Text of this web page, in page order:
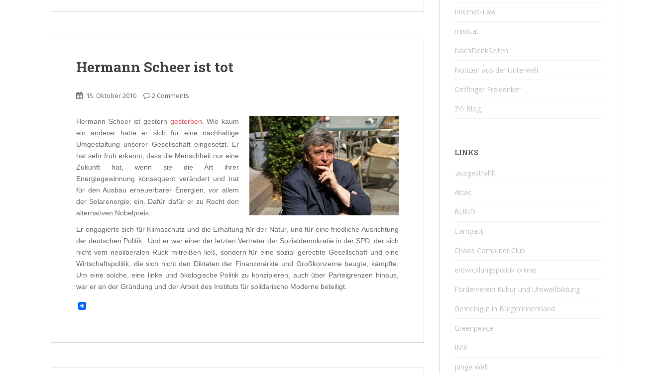
Hermann Scheer ist tot
15. Oktober 2010 2 Comments
Hermann Scheer ist gestern gestorben . Wie kaum
ein anderer hatte er sich für eine nachhaltige
Umgestaltung unserer Gesellschaft eingesetzt. Er
hat sehr früh erkannt, dass die Menschheit nur eine
Zukunft hat, wenn sie die Art ihrer
Energiegewinnung konsequent verändert und trat
für den Ausbau erneuerbarer Energien, vor allem
der Solarenergie, ein. Dafür dafür er zu Recht den
alternativen Nobelpreis.
Er engagierte sich für Klimaschutz und die Erhaltung für der Natur, und für eine friedliche Ausrichtung
der deutschen Politik. Und er war einer der letzten Vertreter der Sozialdemokratie in der SPD, der sich
nicht vom neoliberalen Ruck mitreißen ließ, sondern für eine sozial gerechte Gesellschaft und eine
Wirtschaftspolitik, die sich nicht den Diktaten der Finanzmärkte und Großkonzerne beugte, kämpfte.
Um eine solche, eine linke und ökologische Politik zu konzipieren, auch über Parteigrenzen hinaus,
war er an der Gründung und der Arbeit des Instituts für solidarische Moderne beteiligt.
Internet-Law
misik.at
NachDenkSeiten
Notizen aus der Unterwelt
Oeffinger Freidenker
ZG Blog
LINKS
.ausgestrahlt
Attac
BUND
Campact
Chaos Computer Club
entwicklungspolitik online
Förderverein Kultur und Umweltbildung
Gemeingut in BürgerInnenhand
Greenpeace
IMK
junge Welt